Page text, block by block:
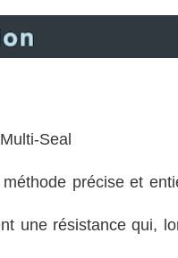
Seal
précise et
une résistance qui,